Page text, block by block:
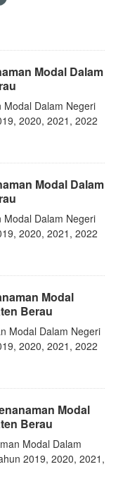
Modal Dalam
Modal Dalam Negeri
2020, 2021, 2022
Modal Dalam
Modal Dalam Negeri
2020, 2021, 2022
Modal
Berau
Modal Dalam Negeri
2020, 2021, 2022
Modal
Berau
Modal Dalam
2019, 2020, 2021,